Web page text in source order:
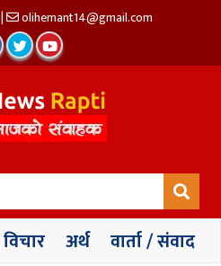
| olihemant14@gmail.com
विचार अर्थ वार्ता / संवाद